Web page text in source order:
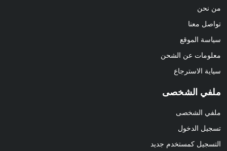
من نحن
تواصل معنا
سياسة الموقع
معلومات عن الشحن
سياية الاسترجاع
ملفي الشخصى
ملفي الشخصى
تسجيل الدخول
التسجيل كمستخدم جديد